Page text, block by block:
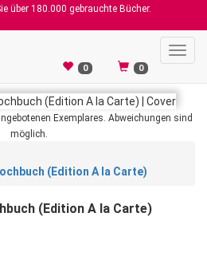
über 180.000 gebrauchte Bücher.
0 0
Exemplares. Abweichungen sind
möglich.
(Edition A la Carte)
(Edition A la Carte)